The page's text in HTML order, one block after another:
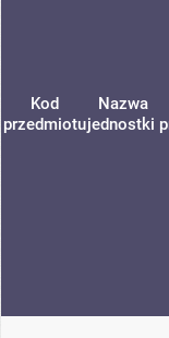
Kod
przedmiotu
Nazwa
jednostki